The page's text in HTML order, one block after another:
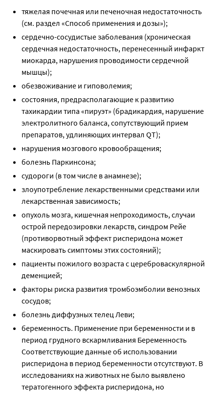
тяжелая почечная или печеночная недостаточность
(см. раздел «Способ применения и дозы»);
сердечно-сосудистые заболевания (хроническая
сердечная недостаточность, перенесенный инфаркт
миокарда, нарушения проводимости сердечной
мышцы);
обезвоживание и гиповолемия;
состояния, предрасполагающие к развитию
тахикардии типа «пируэт» (брадикардия, нарушение
электролитного баланса, сопутствующий прием
препаратов, удлиняющих интервал QT);
нарушения мозгового кровообращения;
болезнь Паркинсона;
судороги (в том числе в анамнезе);
злоупотребление лекарственными средствами или
лекарственная зависимость;
опухоль мозга, кишечная непроходимость, случаи
острой передозировки лекарств, синдром Рейе
(противорвотный эффект рисперидона может
маскировать симптомы этих состояний);
пациенты пожилого возраста с цереброваскулярной
деменцией;
факторы риска развития тромбоэмболии венозных
сосудов;
болезнь диффузных телец Леви;
беременность. Применение при беременности и в
период грудного вскармливания Беременность
Соответствующие данные об использовании
рисперидона в период беременности отсутствуют. В
исследованиях на животных не было выявлено
тератогенного эффекта рисперидона, но